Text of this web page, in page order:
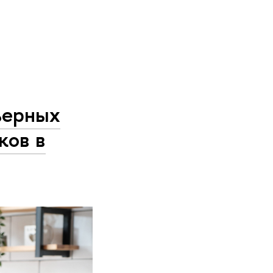
в